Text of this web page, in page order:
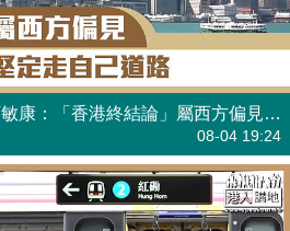
【短片】【有聲專欄】顧敏康：「香港終結論」屬西方偏見 港人須自信堅定走自己道路
08-04 19:24